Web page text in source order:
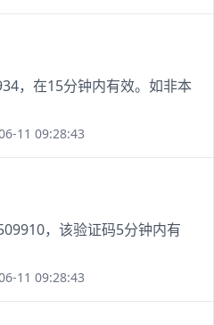
，在15分钟内有效。如非本
11 09:28:43
，该验证码5分钟内有
11 09:28:43